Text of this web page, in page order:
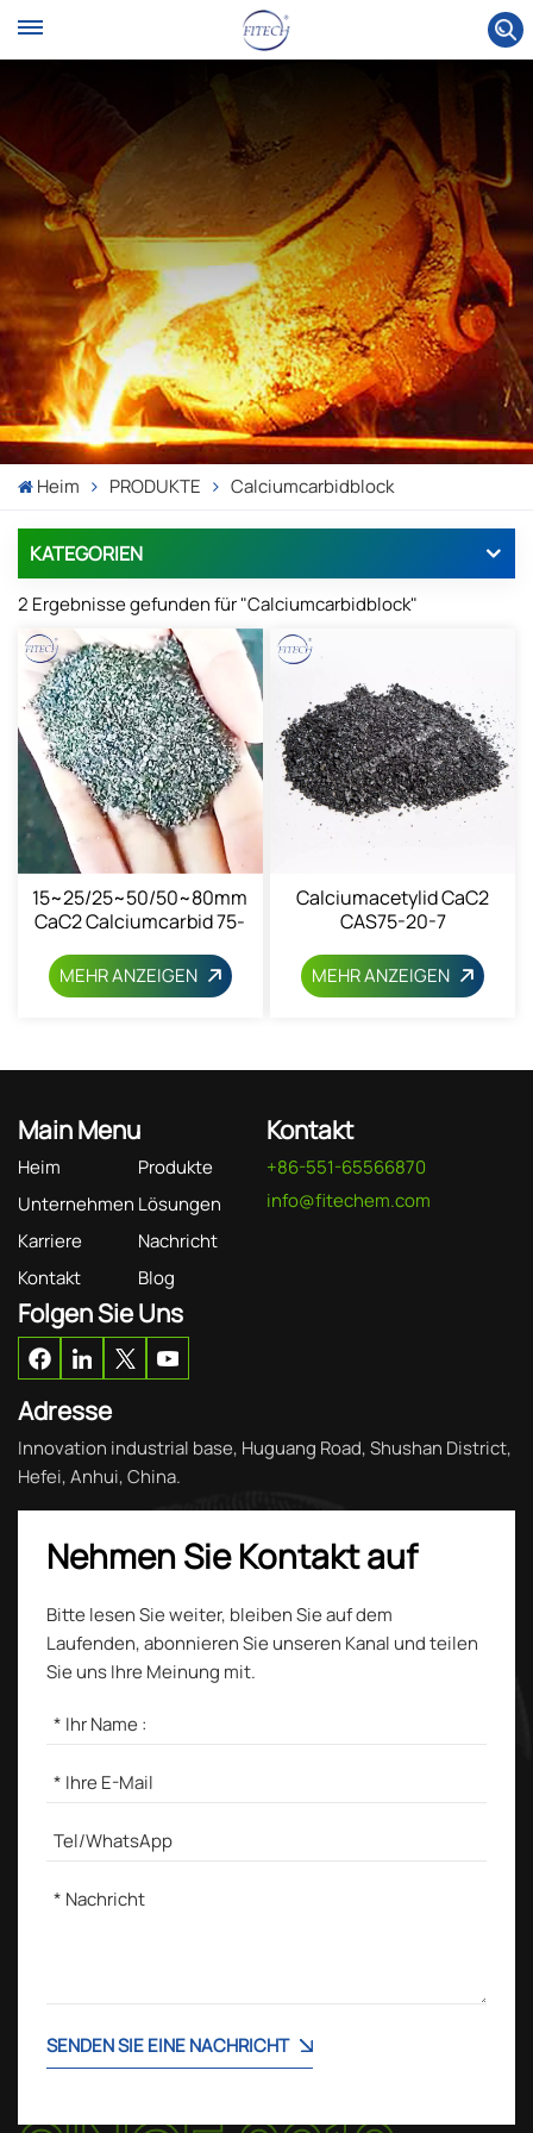
Heim PRODUKTE Calciumcarbidblock
KATEGORIEN
2 Ergebnisse gefunden für "Calciumcarbidblock"
15~25/25~50/50~80mm
CaC2 Calciumcarbid 75-
MEHR ANZEIGEN
Calciumacetylid CaC2
CAS75-20-7
MEHR ANZEIGEN
Main Menu
Heim
Produkte
Unternehmen Lösungen
Karriere
Nachricht
Kontakt
Blog
Kontakt
+86-551-65566870
info@fitechem.com
Folgen Sie Uns
Adresse
Innovation industrial base, Huguang Road, Shushan District,
Hefei, Anhui, China.
Nehmen Sie Kontakt auf
Bitte lesen Sie weiter, bleiben Sie auf dem
Laufenden, abonnieren Sie unseren Kanal und teilen
Sie uns Ihre Meinung mit.
SENDEN SIE EINE NACHRICHT